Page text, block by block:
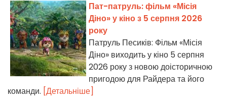
Пат-патруль: фільм «Місія
Діно» у кіно з 5 серпня 2026
року
Патруль Песиків: Фільм «Місія
Діно» виходить у кіно 5 серпня
2026 року з новою доісторичною
пригодою для Райдера та його
команди. [Детальніше]